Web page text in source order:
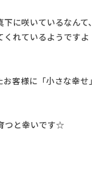
に咲いているなんて、
れているようですよ
客様に「小さな幸せ」
つと幸いです☆